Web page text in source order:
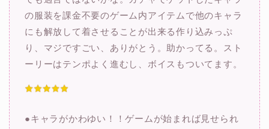
の服装を課金不要のゲーム内アイテムで他のキャラ
にも解放して着させることが出来る作り込みっぷ
り、マジですごい、ありがとう。助かってる。スト
ーリーはテンポよく進むし、ボイスもついてます。
●キャラがかわゆい！！ゲームが始まれば見せられ